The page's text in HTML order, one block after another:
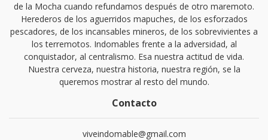
de la Mocha cuando refundamos después de otro maremoto.
Herederos de los aguerridos mapuches, de los esforzados
pescadores, de los incansables mineros, de los sobrevivientes a
los terremotos. Indomables frente a la adversidad, al
conquistador, al centralismo. Esa nuestra actitud de vida.
Nuestra cerveza, nuestra historia, nuestra región, se la
queremos mostrar al resto del mundo.
Contacto
viveindomable@gmail.com